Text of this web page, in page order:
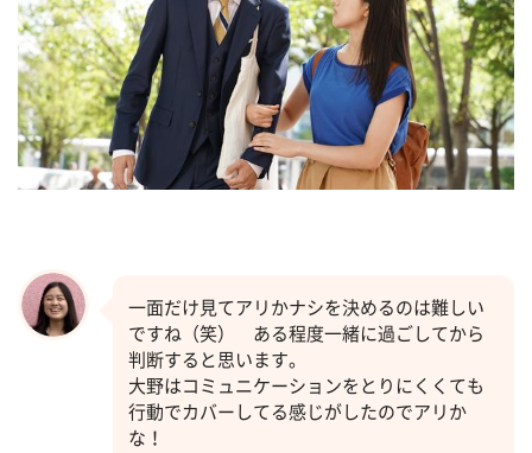
一面だけ見てアリかナシを決めるのは難しい
ですね（笑） ある程度一緒に過ごしてから
判断すると思います。
大野はコミュニケーションをとりにくくても
行動でカバーしてる感じがしたのでアリか
な！